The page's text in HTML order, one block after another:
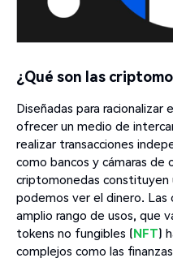
¿Qué son las
Diseñadas para
ofrecer un medio de
realizar transacciones
como bancos y cámaras de
criptomonedas constituyen
podemos ver el dinero.
amplio rango de usos, que
tokens no fungibles (NFT)
complejos como las